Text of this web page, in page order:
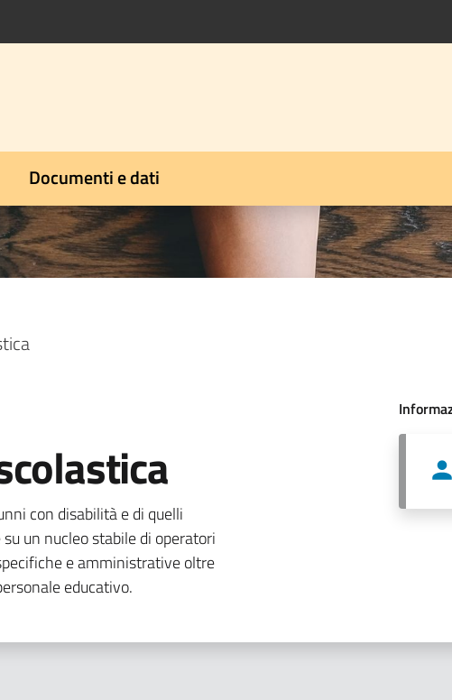
Documenti e dati
con disabilità e di quelli
un nucleo stabile di operatori
e amministrative oltre
educativo.